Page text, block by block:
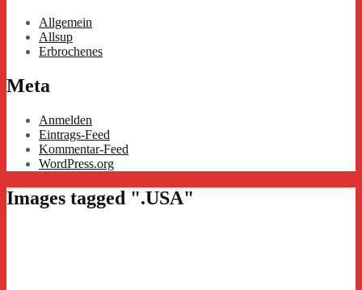
Allgemein
Allsup
Erbrochenes
Meta
Anmelden
Eintrags-Feed
Kommentar-Feed
WordPress.org
Images tagged ".USA"